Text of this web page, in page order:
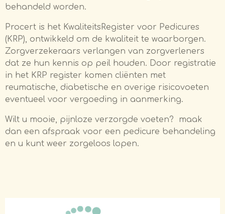
behandeld worden.
Procert is het KwaliteitsRegister voor Pedicures
(KRP), ontwikkeld om de kwaliteit te waarborgen.
Zorgverzekeraars verlangen van zorgverleners
dat ze hun kennis op peil houden. Door registratie
in het KRP register komen cliënten met
reumatische, diabetische en overige risicovoeten
eventueel voor vergoeding in aanmerking.
Wilt u mooie, pijnloze verzorgde voeten?
maak
dan een afspraak voor een pedicure behandeling
en u kunt weer zorgeloos lopen.